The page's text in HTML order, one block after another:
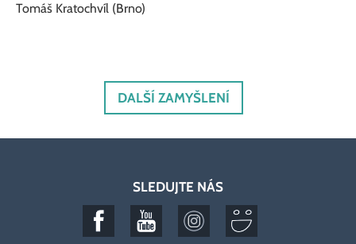
Tomáš Kratochvíl (Brno)
DALŠÍ ZAMYŠLENÍ
SLEDUJTE NÁS